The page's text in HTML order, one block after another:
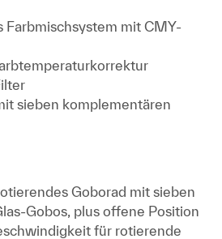
Farbmischsystem mit CMY-
sieben komplementären
Goborad mit sieben
Gobos, plus offene Position
für rotierende